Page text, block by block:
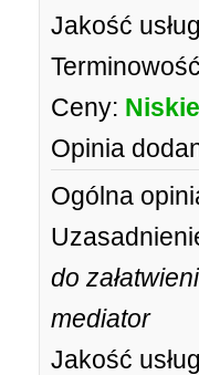
Jakość
Ceny: Niskie
Opinia
Ogólna
do
mediator
Jakość